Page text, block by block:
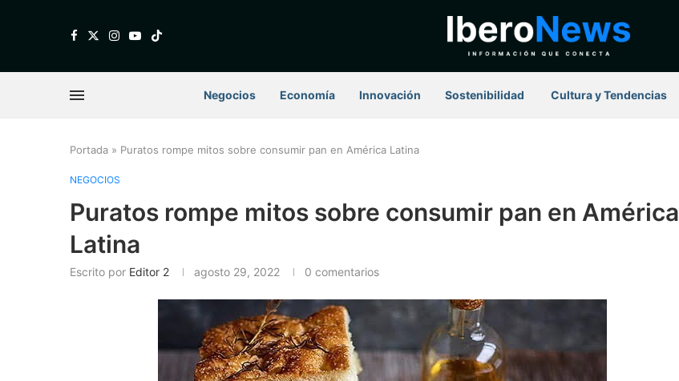
Negocios Economía Innovación Sostenibilidad ⁠ Cultura y Tendencias
Portada » Puratos rompe mitos sobre consumir pan en América Latina
NEGOCIOS
Puratos rompe mitos sobre consumir pan en América
Latina
Escrito por Editor 2 agosto 29, 2022 0 comentarios